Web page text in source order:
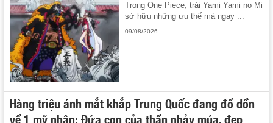
Trong One Piece, trái Yami Yami no Mi
sở hữu những ưu thế mà ngay ...
09/08/2026
Hàng triệu ánh mắt khắp Trung Quốc đang đổ dồn
về 1 mỹ nhân: Đứa con của thần nhảy múa, đẹp